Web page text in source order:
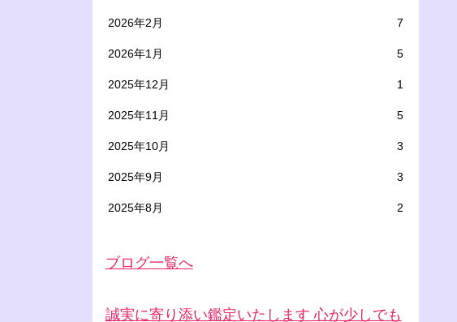
2026年2月 7
2026年1月 5
2025年12月 1
2025年11月 5
2025年10月 3
2025年9月 3
2025年8月 2
ブログ一覧へ
誠実に寄り添い鑑定いたします 心が少しでも